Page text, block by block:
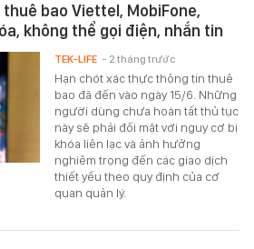
bao Viettel, MobiFone,
không thể gọi điện, nhắn tin
Hạn chót xác thực thông tin thuê
bao đã đến vào ngày 15/6. Những
người dùng chưa hoàn tất thủ tục
này sẽ phải đối mặt với nguy cơ bị
khóa liên lạc và ảnh hưởng
nghiêm trọng đến các giao dịch
thiết yếu theo quy định của cơ
quan quản lý.
TEK-LIFE - 2 tháng trước